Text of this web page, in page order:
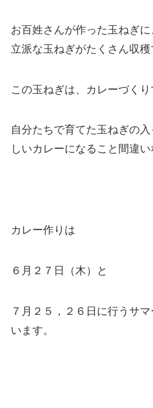
お百姓さんが作った玉ねぎ
立派な玉ねぎがたくさん収穫
この玉ねぎは、カレーづくり
自分たちで育てた玉ねぎの
しいカレーになること間違い
カレー作りは
６月２７日（木）と
７月２５，２６日に行うサ
います。